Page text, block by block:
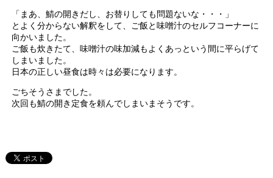
「まあ、鯖の開きだし、お替りしても問題ないな・・・」
とよく分からない解釈をして、ご飯と味噌汁のセルフコーナーに
向かいました。
ご飯も炊きたて、味噌汁の味加減もよくあっという間に平らげて
しまいました。
日本の正しい昼食は時々は必要になります。
ごちそうさまでした。
次回も鯖の開き定食を頼んでしまいまそうです。